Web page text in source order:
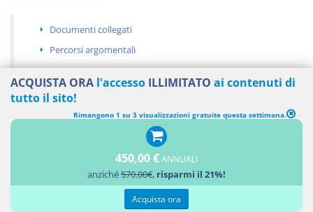
Documenti collegati
Percorsi argomentali
Legge del 1990 numero 165 art. 1
ACQUISTA ORA l'accesso ILLIMITATO ai contenuti di
tutto il sito!
Rimangono 1 su 3 visualizzazioni gratuite questa settimana.
450,00 €ANNUALI
anziché570.00€, risparmi il 21%!
Acquista ora